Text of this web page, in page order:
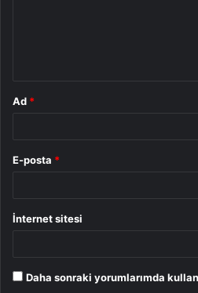
Ad *
E-posta *
İnternet sitesi
Daha sonraki yorumlarımda